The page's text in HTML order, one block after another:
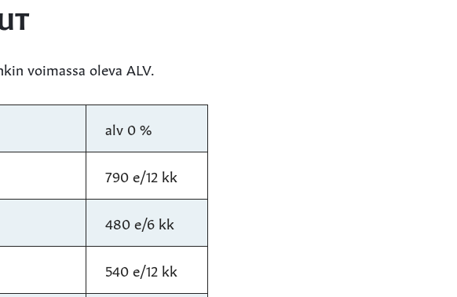
voimassa oleva ALV.
alv 0 %
790 e/12 kk
480 e/6 kk
540 e/12 kk